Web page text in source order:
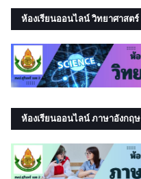
ห้องเรียนออนไลน์ วิทยาศาสตร์
ห้องเรียนออนไลน์ ภาษาอังกฤษ